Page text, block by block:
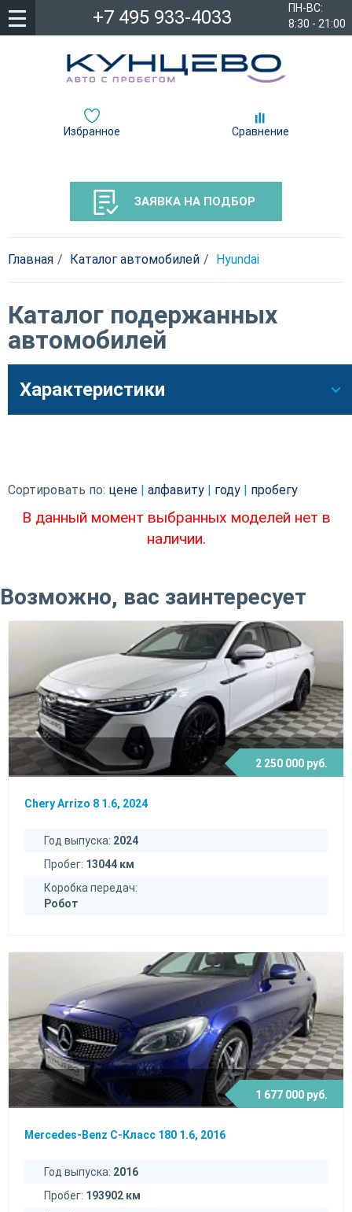
ПН-ВС:
8:30 - 21:00
+7 495 933-4033
Избранное Сравнение
ЗАЯВКА НА ПОДБОР
Главная Каталог автомобилей Hyundai
Каталог подержанных
автомобилей
Характеристики
Сортировать по: цене алфавиту году пробегу
В данный момент выбранных моделей нет в
наличии.
Возможно, вас заинтересует
2 250 000 руб.
Chery Arrizo 8 1.6, 2024
Год выпуска: 2024
Пробег: 13044 км
Коробка передач:
Робот
1 677 000 руб.
Mercedes-Benz C-Класс 180 1.6, 2016
Год выпуска: 2016
Пробег: 193902 км